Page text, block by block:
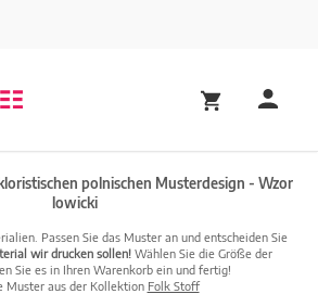
polnischen Musterdesign - Wzor
lowicki
Passen Sie das Muster an und entscheiden Sie
wir drucken sollen! Wählen Sie die Größe der
Sie es in Ihren Warenkorb ein und fertig!
Muster aus der Kollektion Folk Stoff